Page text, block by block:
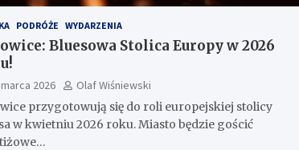
PODRÓŻE WYDARZENIA
Bluesowa Stolica Europy w 2026
2026
Olaf Wiśniewski
przygotowują się do roli europejskiej stolicy
w kwietniu 2026 roku. Miasto będzie gościć